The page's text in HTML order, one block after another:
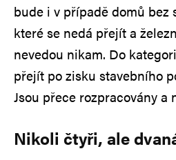
bude i v případě domů bez
které se nedá přejít a
nevedou nikam. Do
přejít po zisku stavebního
Jsou přece rozpracovány a
Nikoli čtyři, ale